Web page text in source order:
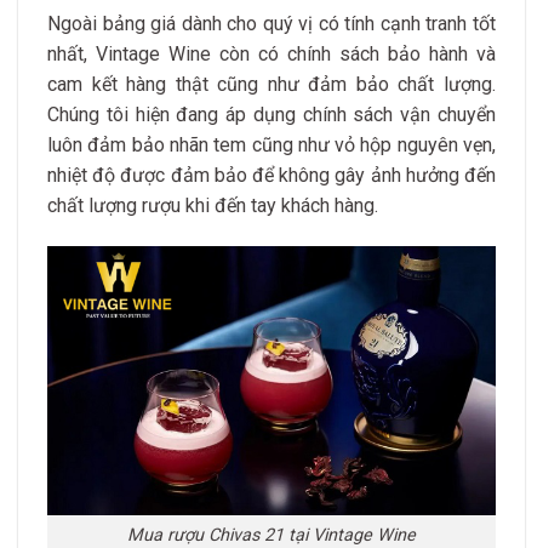
Ngoài bảng giá dành cho quý vị có tính cạnh tranh tốt
nhất, Vintage Wine còn có chính sách bảo hành và
cam kết hàng thật cũng như đảm bảo chất lượng.
Chúng tôi hiện đang áp dụng chính sách vận chuyển
luôn đảm bảo nhãn tem cũng như vỏ hộp nguyên vẹn,
nhiệt độ được đảm bảo để không gây ảnh hưởng đến
chất lượng rượu khi đến tay khách hàng.
Mua rượu Chivas 21 tại Vintage Wine